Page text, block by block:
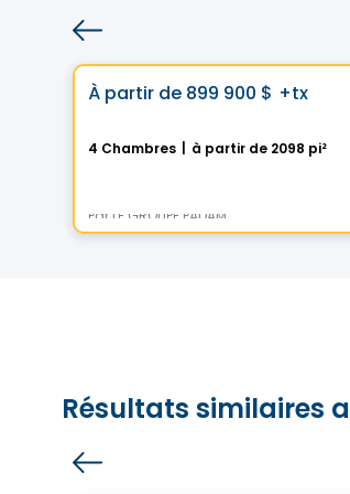
À partir de 899 900 $ +tx
4 Chambres à partir de 2098 pi²
Par LE GROUPE PADAM
Résultats similaires